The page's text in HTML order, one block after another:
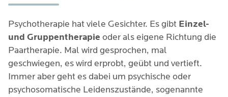
Psychotherapie hat viele Gesichter. Es gibt Einzel-
und Gruppentherapie oder als eigene Richtung die
Paartherapie. Mal wird gesprochen, mal
geschwiegen, es wird erprobt, geübt und vertieft.
Immer aber geht es dabei um psychische oder
psychosomatische Leidenszustände, sogenannte